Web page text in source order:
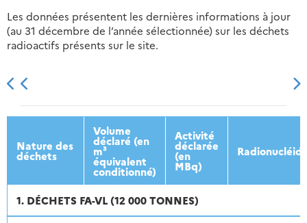
Les données présentent les dernières informations à jour
(au 31 décembre de l’année sélectionnée) sur les déchets
radioactifs présents sur le site.
2013 2014 2015 2016
Nature des
déchets
Volume
déclaré (en
m³
équivalent
conditionné)
Activité
déclarée
(en
MBq)
1. DÉCHETS FA-VL (12 000 TONNES)